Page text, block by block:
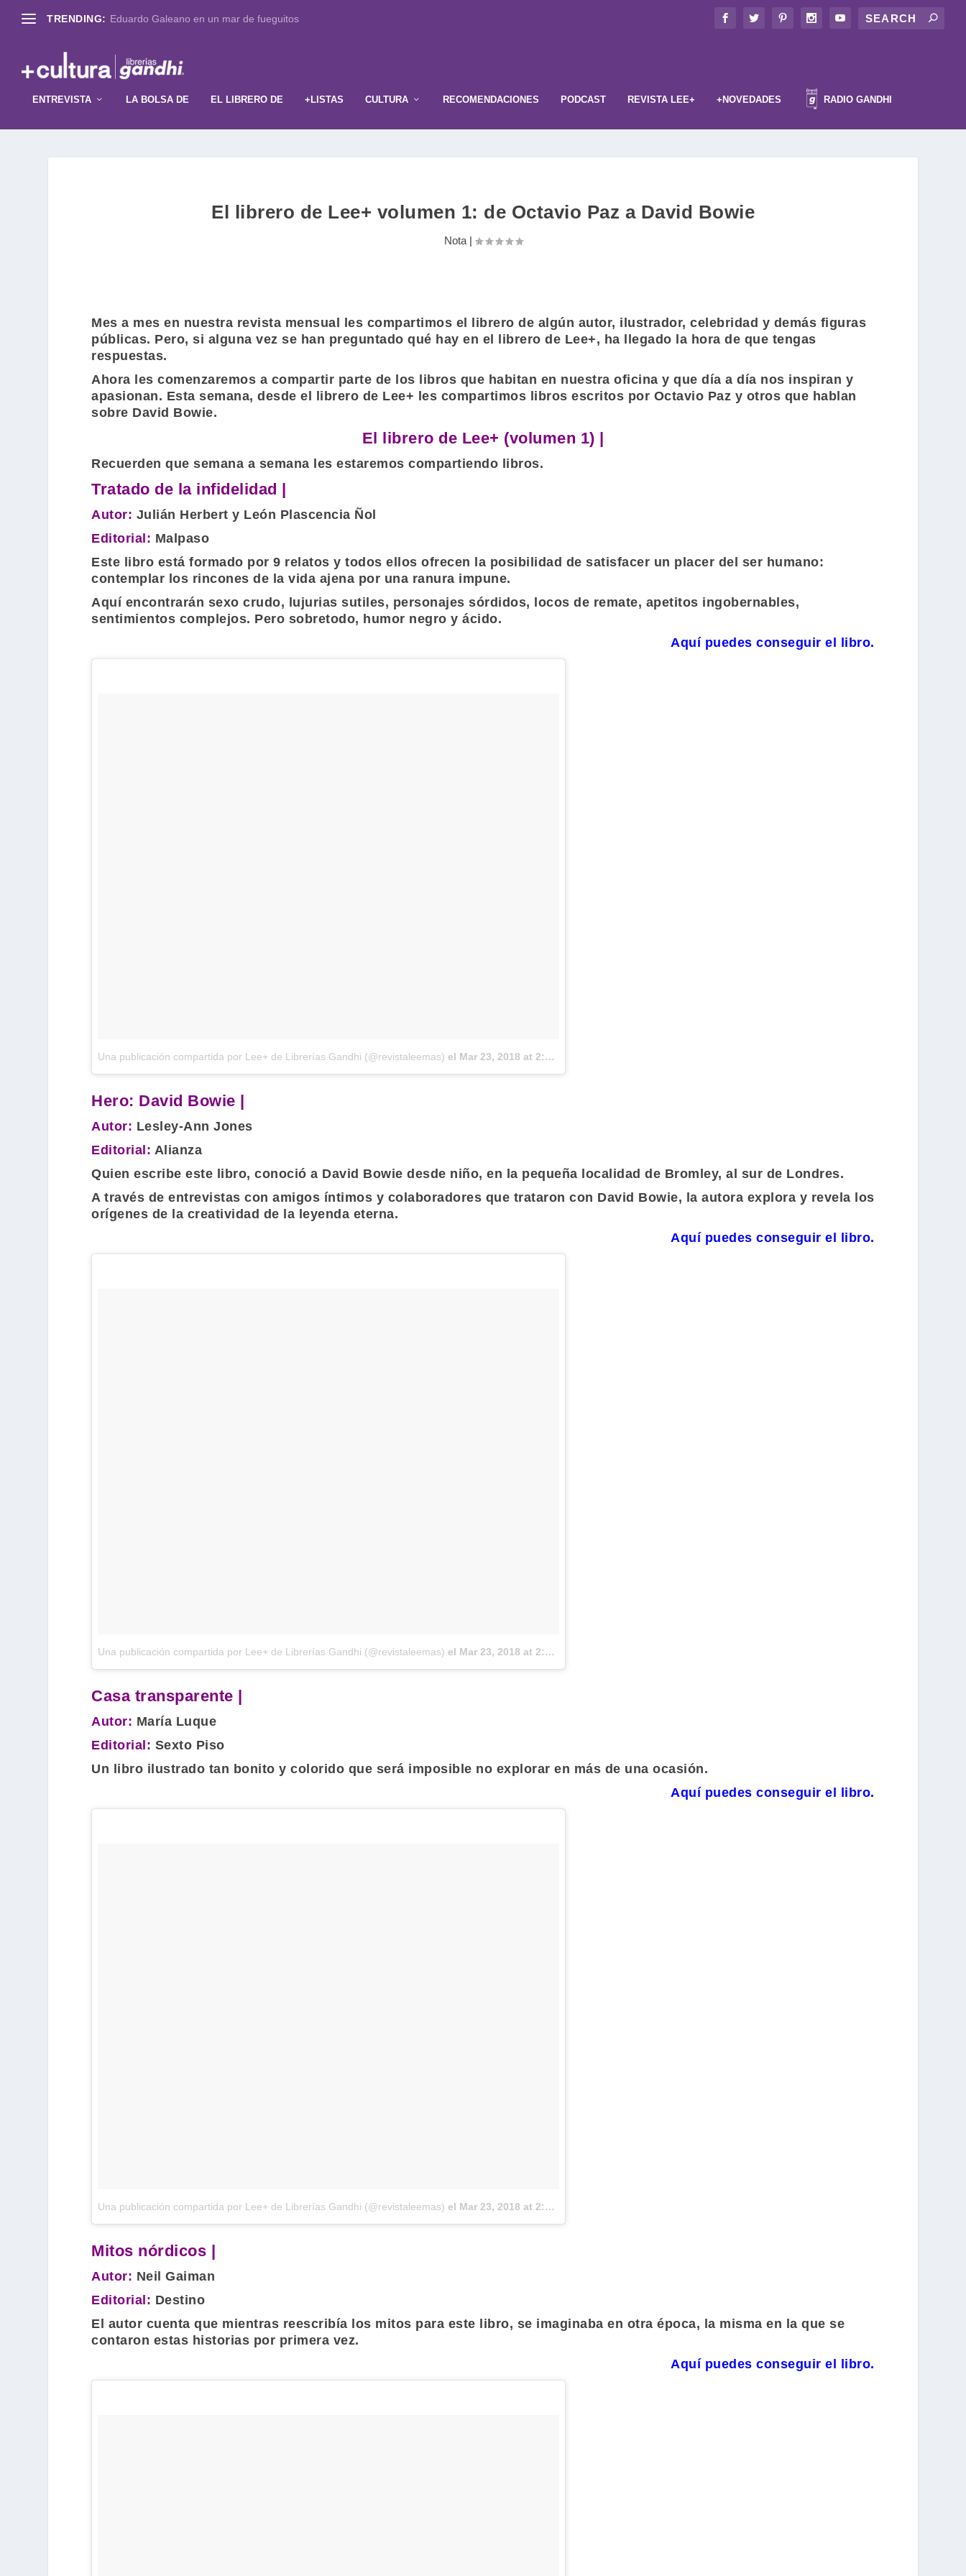
TRENDING: Eduardo Galeano en un mar de fueguitos
ENTREVISTA LA BOLSA DE EL LIBRERO DE +LISTAS CULTURA RECOMENDACIONES PODCAST REVISTA LEE+ +NOVEDADES RADIO GANDHI
El librero de Lee+ volumen 1: de Octavio Paz a David Bowie
Nota|
Mes a mes en nuestra revista mensual les compartimos el librero de algún autor, ilustrador, celebridad y demás figuras
públicas. Pero, si alguna vez se han preguntado qué hay en el librero de Lee+, ha llegado la hora de que tengas
respuestas.
Ahora les comenzaremos a compartir parte de los libros que habitan en nuestra oficina y que día a día nos inspiran y
apasionan. Esta semana, desde el librero de Lee+ les compartimos libros escritos por Octavio Paz y otros que hablan
sobre David Bowie.
El librero de Lee+ (volumen 1) |
Recuerden que semana a semana les estaremos compartiendo libros.
Tratado de la infidelidad |
Autor: Julián Herbert y León Plascencia Ñol
Editorial: Malpaso
Este libro está formado por 9 relatos y todos ellos ofrecen la posibilidad de satisfacer un placer del ser humano:
contemplar los rincones de la vida ajena por una ranura impune.
Aquí encontrarán sexo crudo, lujurias sutiles, personajes sórdidos, locos de remate, apetitos ingobernables,
sentimientos complejos. Pero sobretodo, humor negro y ácido.
Aquí puedes conseguir el libro.
Una publicación compartida por Lee+ de Librerías Gandhi (@revistaleemas) el Mar 23, 2018 at 2:27 PDT
Hero: David Bowie |
Autor: Lesley-Ann Jones
Editorial: Alianza
Quien escribe este libro, conoció a David Bowie desde niño, en la pequeña localidad de Bromley, al sur de Londres.
A través de entrevistas con amigos íntimos y colaboradores que trataron con David Bowie, la autora explora y revela los
orígenes de la creatividad de la leyenda eterna.
Aquí puedes conseguir el libro.
Una publicación compartida por Lee+ de Librerías Gandhi (@revistaleemas) el Mar 23, 2018 at 2:30 PDT
Casa transparente |
Autor: María Luque
Editorial: Sexto Piso
Un libro ilustrado tan bonito y colorido que será imposible no explorar en más de una ocasión.
Aquí puedes conseguir el libro.
Una publicación compartida por Lee+ de Librerías Gandhi (@revistaleemas) el Mar 23, 2018 at 2:33 PDT
Mitos nórdicos |
Autor: Neil Gaiman
Editorial: Destino
El autor cuenta que mientras reescribía los mitos para este libro, se imaginaba en otra época, la misma en la que se
contaron estas historias por primera vez.
Aquí puedes conseguir el libro.